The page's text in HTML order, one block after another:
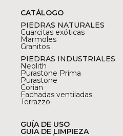
CATÁLOGO
PIEDRAS NATURALES
Cuarcitas exóticas
Marmoles
Granitos
PIEDRAS INDUSTRIALES
Neolith
Purastone Prima
Purastone
Corian
Fachadas ventiladas
Terrazzo
GUÍA DE USO
GUÍA DE LIMPIEZA